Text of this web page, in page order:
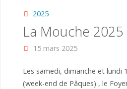
2025
La Mouche 2025
15 mars 2025
Les samedi, dimanche et lundi
(week-end de Pâques) , le